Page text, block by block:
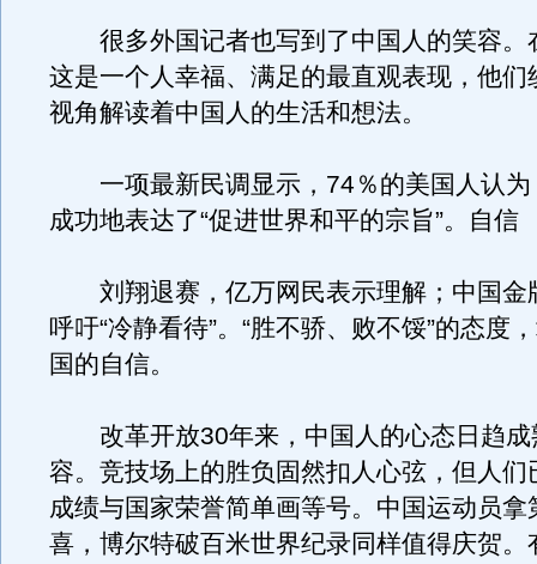
很多外国记者也写到了中国人的笑容。
这是一个人幸福、满足的最直观表现，他们
视角解读着中国人的生活和想法。
一项最新民调显示，74％的美国人认为
成功地表达了“促进世界和平的宗旨”。自信
刘翔退赛，亿万网民表示理解；中国金
呼吁“冷静看待”。“胜不骄、败不馁”的态度
国的自信。
改革开放30年来，中国人的心态日趋成
容。竞技场上的胜负固然扣人心弦，但人们
成绩与国家荣誉简单画等号。中国运动员拿
喜，博尔特破百米世界纪录同样值得庆贺。